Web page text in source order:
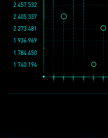
1 936 969
2 457 532
1 784 450
2 273 481
1 740 194
2 405 337